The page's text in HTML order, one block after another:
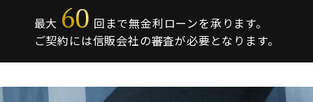
最大 60 回まで無金利ローンを承ります。
ご契約には信販会社の審査が必要となります。